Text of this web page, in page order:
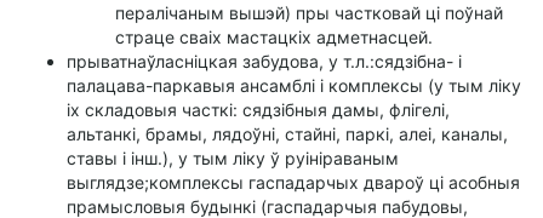
пералічаным вышэй) пры частковай ці поўнай
страце сваіх мастацкіх адметнасцей.
прыватнаўласніцкая забудова, у т.л.:сядзібна- і
палацава-паркавыя ансамблі і комплексы (у тым ліку
іх складовыя часткі: сядзібныя дамы, флігелі,
альтанкі, брамы, лядоўні, стайні, паркі, алеі, каналы,
ставы і інш.), у тым ліку ў руініраваным
выглядзе;комплексы гаспадарчых двароў ці асобныя
прамысловыя будынкі (гаспадарчыя пабудовы,